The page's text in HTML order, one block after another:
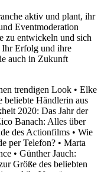
aktiv und plant, ihr
Eventmoderation
zu entwickeln und sich
Ihr Erfolg und ihre
auch in Zukunft
trendigen Look • Elke
beliebte Händlerin aus
2020: Das Jahr der
Banach: Alles über
des Actionfilms • Wie
per Telefon? • Marta
• Günther Jauch:
Größe des beliebten